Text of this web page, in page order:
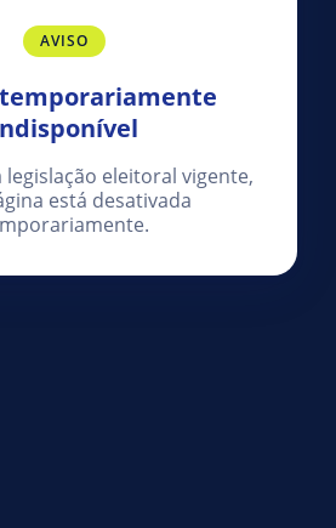
AVISO
legislação eleitoral vigente,
está desativada